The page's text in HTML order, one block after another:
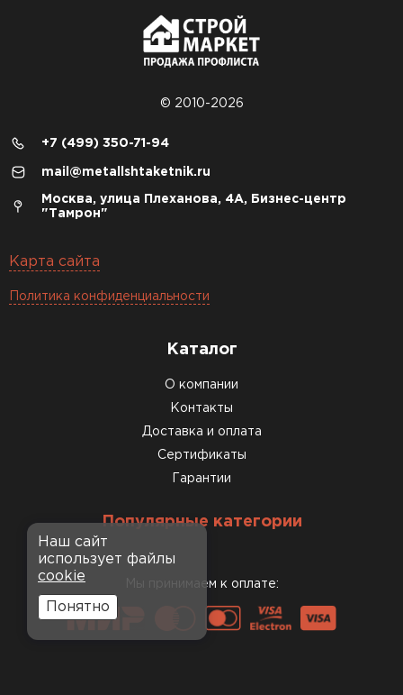
© 2010-2026
+7 (499) 350-71-94
mail@metallshtaketnik.ru
Москва, улица Плеханова, 4А, Бизнес-центр
"Тамрон"
Карта сайта
Политика конфиденциальности
Каталог
О компании
Контакты
Доставка и оплата
Сертификаты
Гарантии
Популярные категории
Мы принимаем к оплате:
Наш сайт
использует файлы
cookie
Понятно